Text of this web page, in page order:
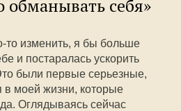
обманывать себя»
то изменить, я бы больше
и постаралась ускорить
были первые серьезные,
в моей жизни, которые
Оглядываясь сейчас